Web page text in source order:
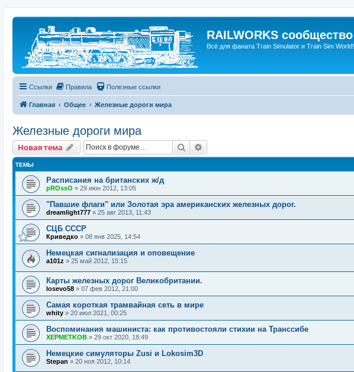
RAILWORKS сообщество
Всё для фаната Train Simulator и Train Sim World!
Ссылки Правила Полезные ссылки
Главная Общее Железные дороги мира
Железные дороги мира
Новая тема Поиск
ТЕМЫ
Расписания на британских ж/д
pROssO » 29 июн 2012, 13:05
"Павшие флаги" или Золотая эра американских железных дорог.
dreamlight777 » 25 авг 2013, 11:43
СЦБ СССР
Криведко » 08 янв 2025, 14:54
Немецкая сигнализация и оповещение
a101z » 25 май 2012, 15:15
Карты железных дорог Великобритании.
losevo58 » 07 фев 2012, 21:00
Самая короткая трамвайная сеть в мире
whity » 20 июл 2021, 00:25
Воспоминания машиниста: как противостояли стихии на Транссибе
XEPMETKOB » 29 окт 2020, 18:49
Немецкие симуляторы Zusi и Lokosim3D
Stepan » 20 ноя 2012, 10:14